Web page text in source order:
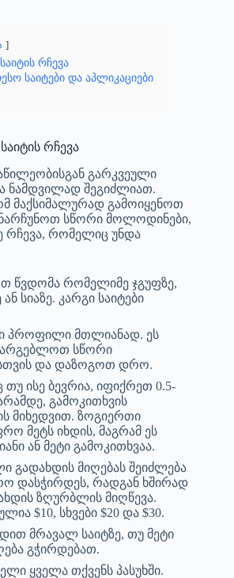
რჩევა
საიტები და აპლიკაციები
რჩევა
გარკვეული
ნამდვილად შეგიძლიათ.
მაქსიმალურად გამოიყენოთ
სწორი მოლოდინები,
რჩევა, რომელიც უნდა
წვდომა რომელიმე ჯგუფზე,
სიაზე. კარგი საიტები
პროფილი მთლიანად. ეს
სწორი
და დაზოგოთ დრო.
ისე ბევრია, იფიქრეთ 0.5-
გამოკითხვის
მიხედვით. ზოგიერთი
მეტს იხდის, მაგრამ ეს
ან მეტი გამოკითხვაა.
გადახდის მიღებას შეიძლება
დასჭირდეს, რადგან ხშირად
ზღურბლის მიღწევა.
$10, სხვები $20 და $30.
მრავალ საიტზე, თუ მეტი
გჭირდებათ.
ყველა თქვენს პასუხში.